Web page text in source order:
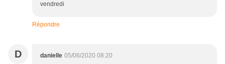
vendredi
Répondre
D danielle 05/06/2020 08:20